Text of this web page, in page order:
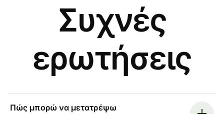
Συχνές
ερωτήσεις
Πώς μπορώ να μετατρέψω